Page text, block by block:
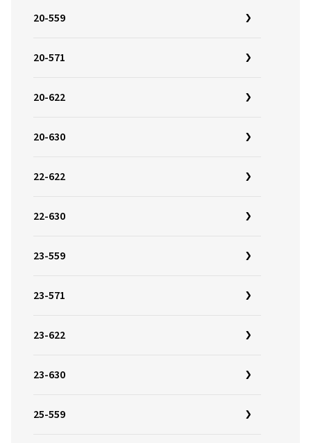
20-559
20-571
20-622
20-630
22-622
22-630
23-559
23-571
23-622
23-630
25-559